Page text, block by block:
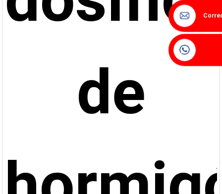
de